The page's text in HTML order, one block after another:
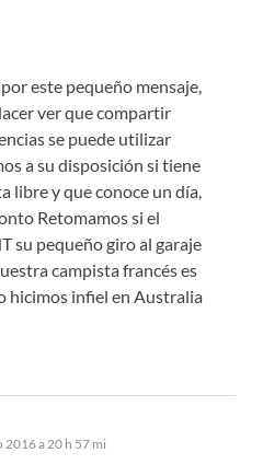
este pequeño mensaje,
ver que compartir
se puede utilizar
a su disposición si tiene
libre y que conoce un día,
Retomamos si el
su pequeño giro al garaje
campista francés es
hicimos infiel en Australia
2016 a 20 h 57 mi